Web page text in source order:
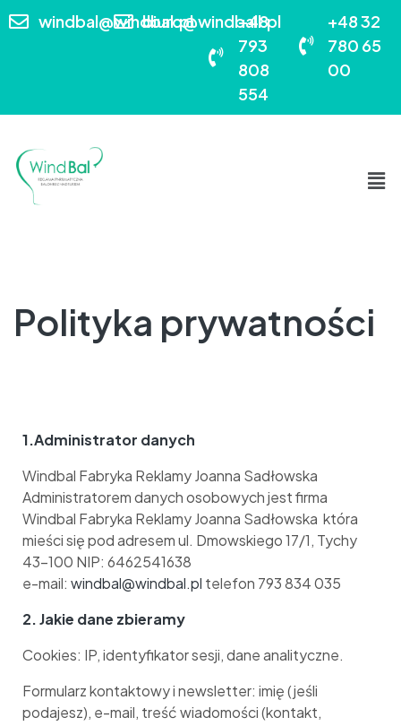
windbal@windbal.plbiuro@windball.pl
+48
793
808
554
+48 32
780 65
00
Polityka prywatności
1.Administrator danych
Windbal Fabryka Reklamy Joanna Sadłowska
Administratorem danych osobowych jest firma
Windbal Fabryka Reklamy Joanna Sadłowska która
mieści się pod adresem ul. Dmowskiego 17/1, Tychy
43-100 NIP: 6462541638
e-mail: windbal@windbal.pl telefon 793 834 035
2. Jakie dane zbieramy
Cookies: IP, identyfikator sesji, dane analityczne.
Formularz kontaktowy i newsletter: imię (jeśli
podajesz), e-mail, treść wiadomości (kontakt,